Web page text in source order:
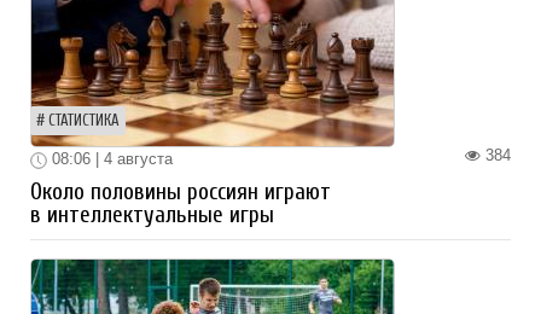
СТАТИСТИКА
384
08:06 | 4 августа
Около половины россиян играют
в интеллектуальные игры